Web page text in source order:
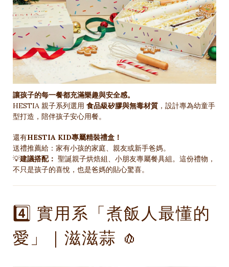
讓孩子的每一餐都充滿樂趣與安全感。
HESTIA 親子系列選用 食品級矽膠與無毒材質 ，設計專為幼童手
型打造，陪伴孩子安心用餐。
還有HESTIA KID專屬精裝禮盒！
送禮推薦給：家有小孩的家庭、親友或新手爸媽。
💡建議搭配： 聖誕親子烘焙組、小朋友專屬餐具組。這份禮物，
不只是孩子的喜悅，也是爸媽的貼心驚喜。
4️⃣ 實用系「煮飯人最懂的
愛」｜滋滋蒜 🧄